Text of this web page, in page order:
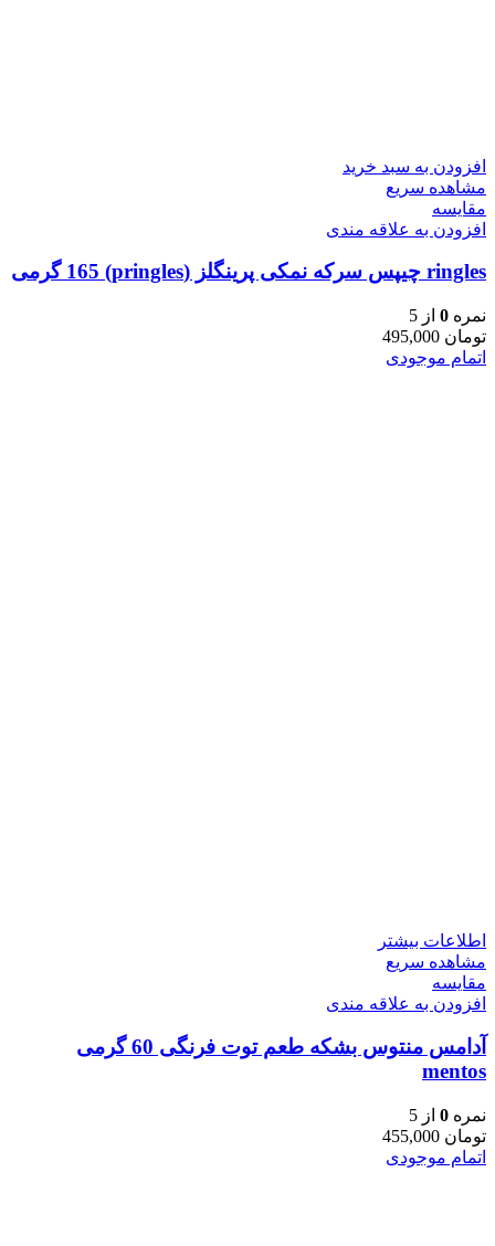
افزودن به سبد خرید
مشاهده سریع
مقایسه
افزودن به علاقه مندی
ringles چیپس سرکه نمکی پرینگلز (pringles) 165 گرمی
نمره 0 از 5
تومان
اتمام موجودی
اطلاعات بیشتر
مشاهده سریع
مقایسه
افزودن به علاقه مندی
آدامس منتوس بشکه طعم توت فرنگی 60 گرمی
mentos
نمره 0 از 5
تومان
اتمام موجودی